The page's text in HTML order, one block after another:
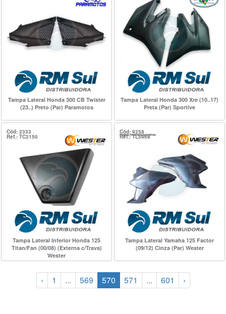
Tampa Lateral Honda 300 CB Twister
(23..) Preto (Par) Paramotos
Tampa Lateral Honda 300 Xre (10..17)
Preta (Par) Sportive
Cód: 2333
Ref.: TC2150
Tampa Lateral Inferior Honda 125
Titan/Fan (00/08) (Externa c/Trava)
Wester
Cód: 9258
Ref.: TL5969
Tampa Lateral Yamaha 125 Factor
(09/12) Cinza (Par) Wester
‹ 1 ... 569 570 571 ... 601 ›